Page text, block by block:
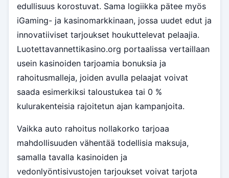
edullisuus korostuvat. Sama logiikka pätee myös
iGaming- ja kasinomarkkinaan, jossa uudet edut ja
innovatiiviset tarjoukset houkuttelevat pelaajia.
Luotettavannettikasino.org portaalissa vertaillaan
usein kasinoiden tarjoamia bonuksia ja
rahoitusmalleja, joiden avulla pelaajat voivat
saada esimerkiksi taloustukea tai 0 %
kulurakenteisia rajoitetun ajan kampanjoita.
Vaikka auto rahoitus nollakorko tarjoaa
mahdollisuuden vähentää todellisia maksuja,
samalla tavalla kasinoiden ja
vedonlyöntisivustojen tarjoukset voivat tarjota